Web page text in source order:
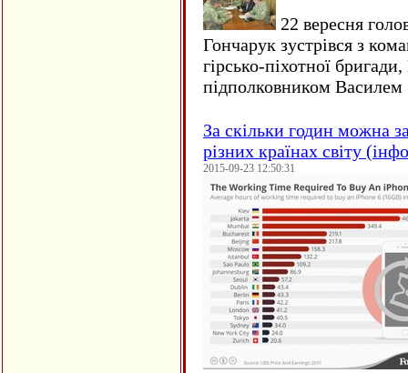
22 вересня
Гончарук зустрівся з
гірсько-піхотної
підполковником
За скільки годин можна
різних країнах світу
2015-09-23 12:50:31